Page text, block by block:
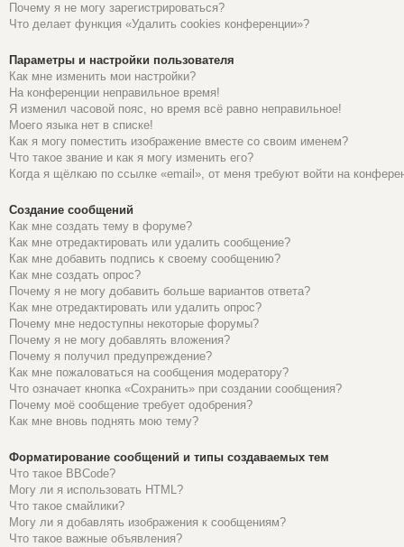
Почему я не могу зарегистрироваться?
Что делает функция «Удалить cookies конференции»?
Параметры и настройки пользователя
Как мне изменить мои настройки?
На конференции неправильное время!
Я изменил часовой пояс, но время всё равно неправильное!
Моего языка нет в списке!
Как я могу поместить изображение вместе со своим именем?
Что такое звание и как я могу изменить его?
Когда я щёлкаю по ссылке «email», от меня требуют войти на
Создание сообщений
Как мне создать тему в форуме?
Как мне отредактировать или удалить сообщение?
Как мне добавить подпись к своему сообщению?
Как мне создать опрос?
Почему я не могу добавить больше вариантов ответа?
Как мне отредактировать или удалить опрос?
Почему мне недоступны некоторые форумы?
Почему я не могу добавлять вложения?
Почему я получил предупреждение?
Как мне пожаловаться на сообщения модератору?
Что означает кнопка «Сохранить» при создании сообщения?
Почему моё сообщение требует одобрения?
Как мне вновь поднять мою тему?
Форматирование сообщений и типы создаваемых тем
Что такое BBCode?
Могу ли я использовать HTML?
Что такое смайлики?
Могу ли я добавлять изображения к сообщениям?
Что такое важные объявления?